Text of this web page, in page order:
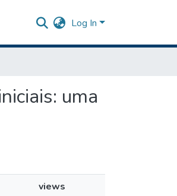
Log In
uma
views